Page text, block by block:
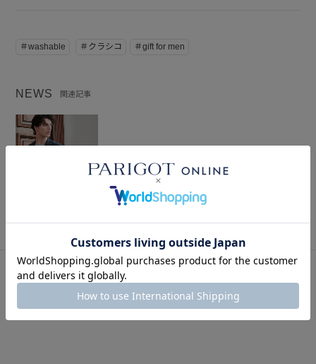
＃washable ＃クラシコ ＃gift for men
NEWS 関連記事
2024.09.13
このアイテムを見た人はこの商品もチェックしています